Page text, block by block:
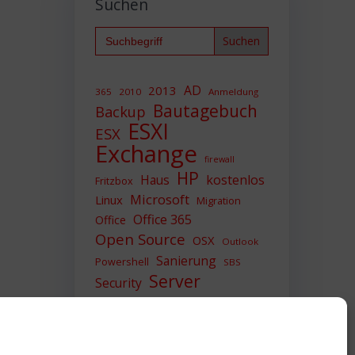
Suchen
Search
for:
365 2010 2013 AD Anmeldung
Backup Bautagebuch
ESX ESXI
Exchange firewall
Fritzbox Haus HP kostenlos
Linux Microsoft Migration
Office Office 365
Open Source OSX Outlook
Powershell Sanierung SBS
Security Server
Sicherheit SIEM